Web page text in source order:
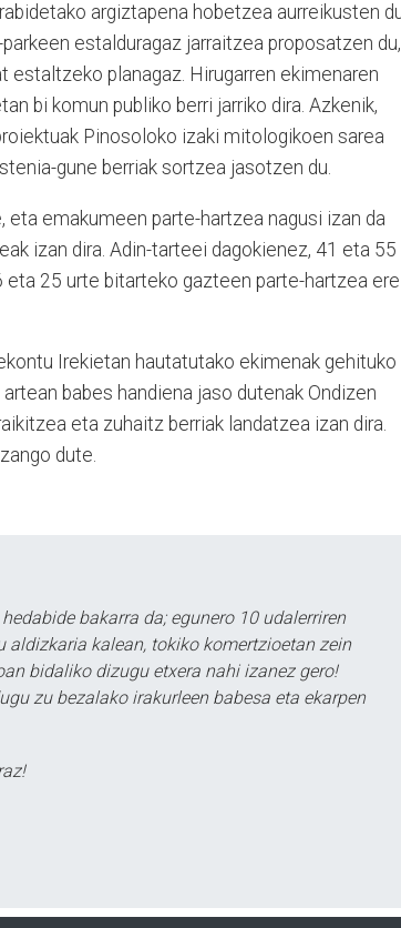
argiztapena hobetzea aurreikusten
estalduragaz jarraitzea proposatzen du,
estaltzeko planagaz. Hirugarren ekimenaren
bi komun publiko berri jarriko dira. Azkenik,
Pinosoloko izaki mitologikoen sarea
gune berriak sortzea jasotzen du.
emakumeen parte-hartzea nagusi izan da
izan dira. Adin-tarteei dagokienez, 41 eta 55
eta 25 urte bitarteko gazteen parte-hartzea ere
Irekietan hautatutako ekimenak gehituko
babes handiena jaso dutenak Ondizen
eta zuhaitz berriak landatzea izan dira.
dute.
bakarra da; egunero 10 udalerriren
aldizkaria kalean, tokiko komertzioetan zein
bidaliko dizugu etxera nahi izanez gero!
zu bezalako irakurleen babesa eta ekarpen